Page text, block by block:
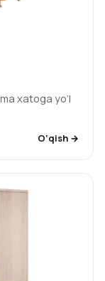
xatoga yo‘l
O‘qish →